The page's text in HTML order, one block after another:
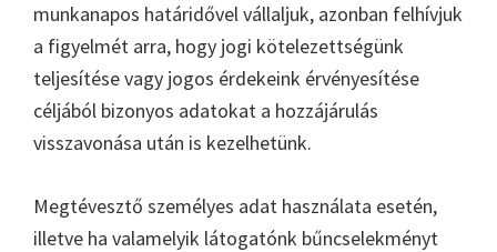
munkanapos határidővel vállaljuk, azonban felhívjuk
a figyelmét arra, hogy jogi kötelezettségünk
teljesítése vagy jogos érdekeink érvényesítése
céljából bizonyos adatokat a hozzájárulás
visszavonása után is kezelhetünk.
Megtévesztő személyes adat használata esetén,
illetve ha valamelyik látogatónk bűncselekményt